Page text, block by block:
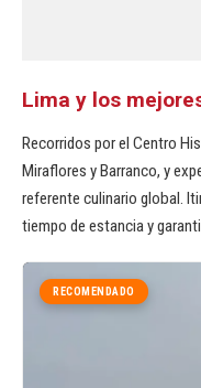
Lima y los
Recorridos por el Centro
Miraflores y Barranco, y
referente culinario global.
tiempo de estancia y
RECOMENDADO